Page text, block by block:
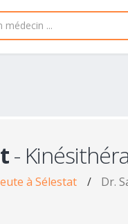
-
à Sélestat / Dr.